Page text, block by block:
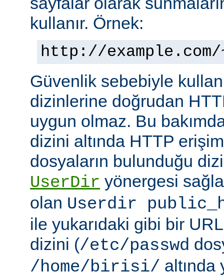
kullanır. Örnek:
http://
Güvenlik sebebiyle
dizinlerine doğrudan
uygun olmaz. Bu
dizini altında HTTP
dosyaların bulunduğu
UserDir yönergesi
olan Userdir
ile yukarıdaki gibi bir URL
dizini (/etc/passwd
/home/birisi/ altında